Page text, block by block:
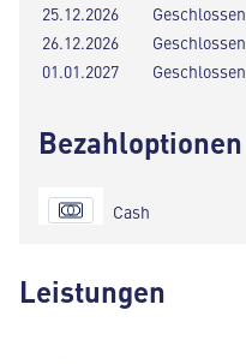
25.12.2026
Geschlossen
26.12.2026
Geschlossen
01.01.2027
Geschlossen
Bezahloptionen
Cash
Leistungen